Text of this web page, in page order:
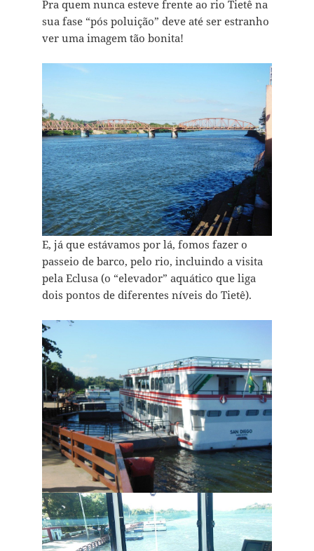
Pra quem nunca esteve frente ao rio Tietê na
sua fase “pós poluição” deve até ser estranho
ver uma imagem tão bonita!
E, já que estávamos por lá, fomos fazer o
passeio de barco, pelo rio, incluindo a visita
pela Eclusa (o “elevador” aquático que liga
dois pontos de diferentes níveis do Tietê).